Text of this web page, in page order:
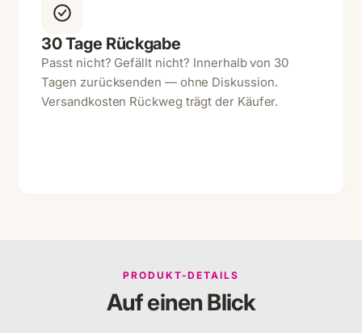
30 Tage Rückgabe
Passt nicht? Gefällt nicht? Innerhalb von 30
Tagen zurücksenden — ohne Diskussion.
Versandkosten Rückweg trägt der Käufer.
PRODUKT-DETAILS
Auf einen Blick